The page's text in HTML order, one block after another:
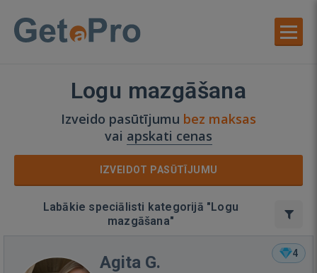
Logu mazgāšana
Izveido pasūtījumu bez maksas
vai apskati cenas
IZVEIDOT PASŪTĪJUMU
Labākie speciālisti kategorijā "Logu
mazgāšana"
4
Agita G.